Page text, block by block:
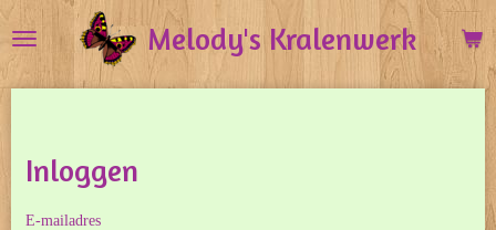
direct
naar
Melody's Kralenwerk
Inloggen
E-mailadres